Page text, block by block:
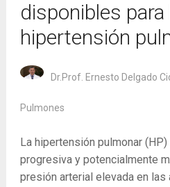
disponibles para
hipertensión
Dr.Prof. Ernesto Delgado
Pulmones
La hipertensión pulmonar
progresiva y potencialmente
presión arterial elevada en